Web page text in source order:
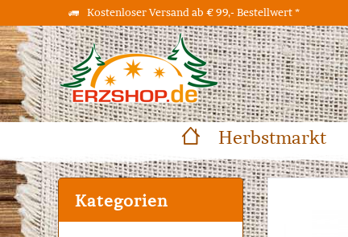
Kostenloser Versand ab € 99,- Bestellwert *
Herbstmarkt
Kategorien